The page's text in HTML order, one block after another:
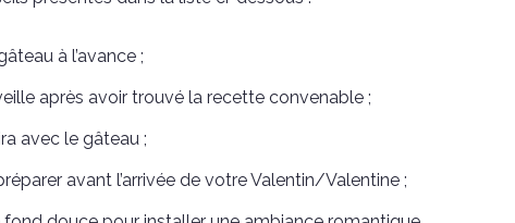
à l’avance ;
après avoir trouvé la recette convenable ;
avec le gâteau ;
avant l’arrivée de votre Valentin/Valentine ;